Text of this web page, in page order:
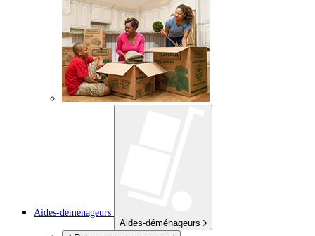
Aides-déménageurs
Aides-déménageurs